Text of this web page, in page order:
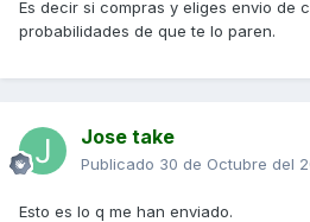
Es decir si compras y eliges envio de
probabilidades de que te lo paren.
Jose take
Publicado 30 de Octubre del
Esto es lo q me han enviado.